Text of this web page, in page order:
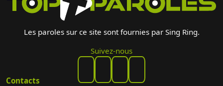
Les paroles sur ce site sont fournies par Sing Ring.
Suivez-nous
Contacts